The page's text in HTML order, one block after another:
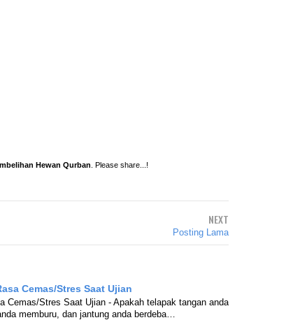
Hewan Qurban . Please share...!
NEXT
Posting Lama
Cemas/Stres Saat Ujian
Cemas/Stres Saat Ujian - Apakah telapak tangan anda
memburu, dan jantung anda berdeba…